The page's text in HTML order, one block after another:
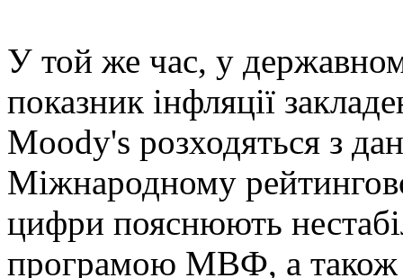
У той же час, у
показник інфляції
Moody's розходяться з
Міжнародному
цифри пояснюють
програмою МВФ, а також